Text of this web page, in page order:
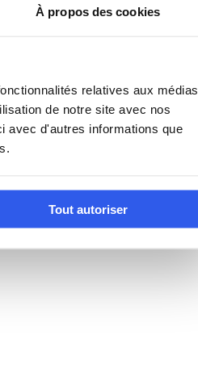
À propos des cookies
relatives aux médias
de notre site avec nos
avec d'autres informations que
Tout autoriser